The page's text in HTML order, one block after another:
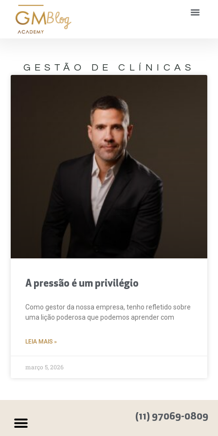
Blog
GESTÃO DE CLÍNICAS
A pressão é um privilégio
Como gestor da nossa empresa, tenho refletido sobre
uma lição poderosa que podemos aprender com
LEIA MAIS »
março 5, 2026
(11) 97069-0809